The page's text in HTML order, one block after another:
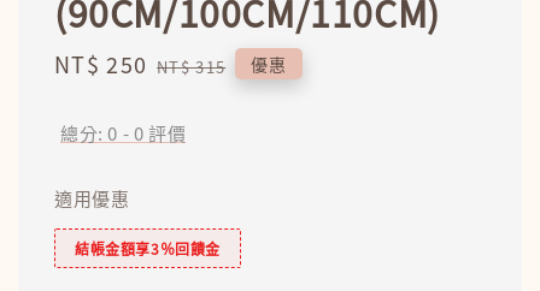
(90CM/100CM/110CM)
Sale
NT$ 250 Regular
NT$ 315 優惠
總分:0 -0評價
適用優惠
結帳金額享3％回饋金